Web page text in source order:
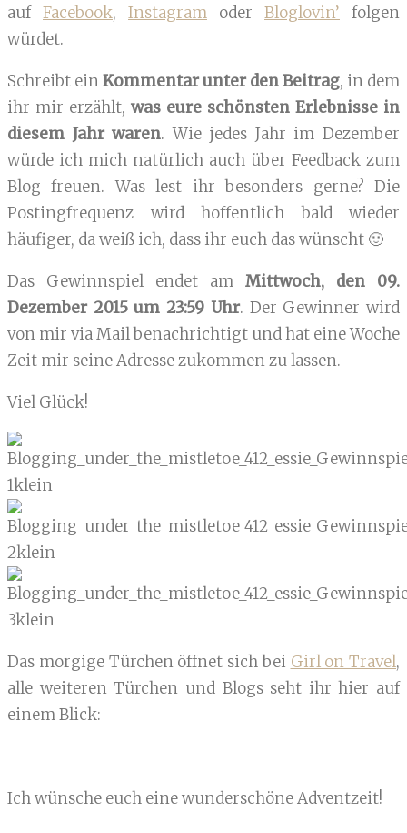
auf Facebook, Instagram oder Bloglovin’ folgen
würdet.
Schreibt einKommentar unter den Beitrag, in dem
ihr mir erzählt, was eure schönsten Erlebnisse in
diesem Jahr waren. Wie jedes Jahr im Dezember
würde ich mich natürlich auch über Feedback zum
Blog freuen. Was lest ihr besonders gerne? Die
Postingfrequenz wird hoffentlich bald wieder
häufiger, da weiß ich, dass ihr euch das wünscht 🙂
Das Gewinnspiel endet am Mittwoch, den 09.
Dezember 2015 um 23:59 Uhr. Der Gewinner wird
von mir via Mail benachrichtigt und hat eine Woche
Zeit mir seine Adresse zukommen zu lassen.
Viel Glück!
Das morgige Türchen öffnet sich bei Girl on Travel,
alle weiteren Türchen und Blogs seht ihr hier auf
einem Blick:
Ich wünsche euch eine wunderschöne Adventzeit!